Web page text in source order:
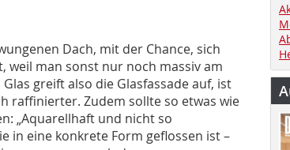
Dach, mit der Chance, sich
weil man sonst nur noch massiv am
greift also die Glasfassade auf, ist
raffinierter. Zudem sollte so etwas wie
„Aquarellhaft und nicht so
in eine konkrete Form geflossen ist –